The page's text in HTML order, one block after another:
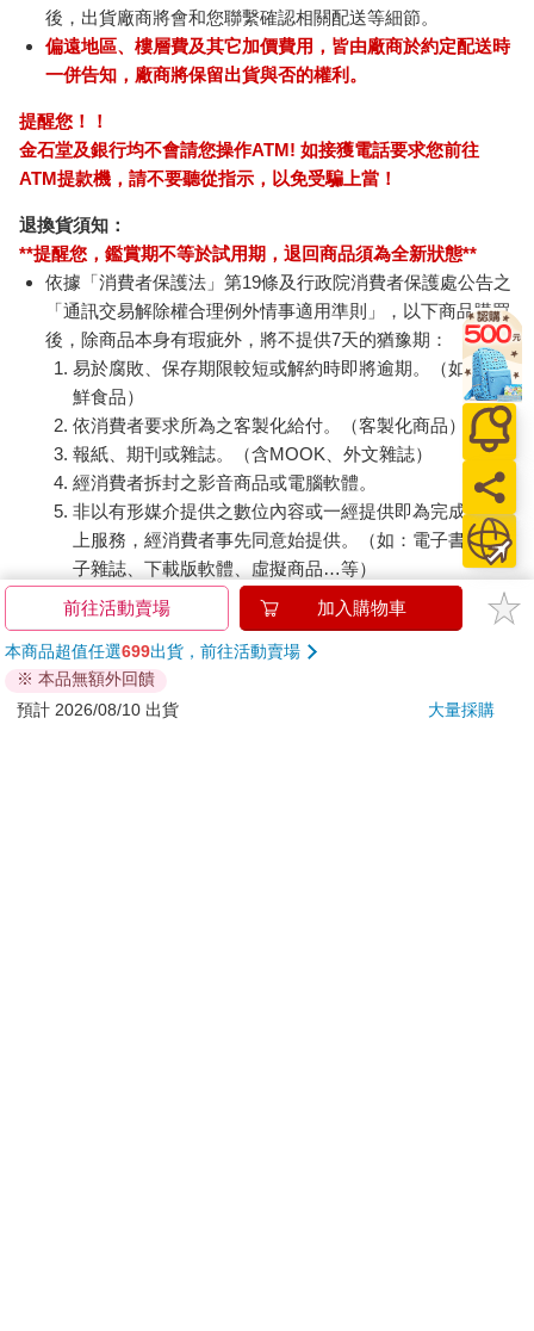
後，出貨廠商將會和您聯繫確認相關配送等細節。
偏遠地區、樓層費及其它加價費用，皆由廠商於約定配送時
一併告知，廠商將保留出貨與否的權利。
提醒您！！
金石堂及銀行均不會請您操作ATM! 如接獲電話要求您前往
ATM提款機，請不要聽從指示，以免受騙上當！
退換貨須知：
**提醒您，鑑賞期不等於試用期，退回商品須為全新狀態**
依據「消費者保護法」第19條及行政院消費者保護處公告之
「通訊交易解除權合理例外情事適用準則」，以下商品購買
後，除商品本身有瑕疵外，將不提供7天的猶豫期：
易於腐敗、保存期限較短或解約時即將逾期。（如：生
鮮食品）
依消費者要求所為之客製化給付。（客製化商品）
報紙、期刊或雜誌。（含MOOK、外文雜誌）
經消費者拆封之影音商品或電腦軟體。
非以有形媒介提供之數位內容或一經提供即為完成之線
上服務，經消費者事先同意始提供。（如：電子書、電
子雜誌、下載版軟體、虛擬商品…等）
已拆封之個人衛生用品。（如：內衣褲、刮鬍刀、除毛
刀…等）
若非上列種類商品，均享有到貨7天的猶豫期（含例假
日）。
辦理退換貨時，商品（組合商品恕無法接受單獨退貨）必須
前往活動賣場 加入購物車
本商品超值任選699出貨，前往活動賣場
※ 本品無額外回饋
預計 2026/08/10 出貨
大量採購